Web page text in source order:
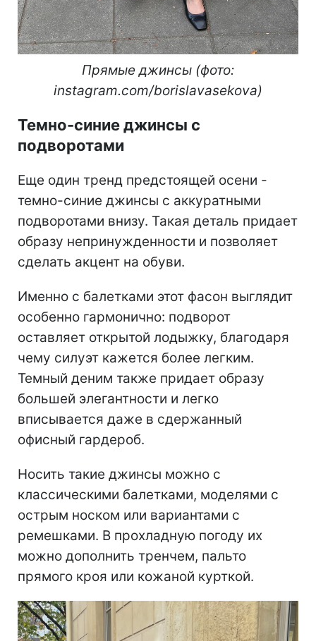
Прямые джинсы (фото:
instagram.com/borislavasekova)
Темно-синие джинсы с
подворотами
Еще один тренд предстоящей осени -
темно-синие джинсы с аккуратными
подворотами внизу. Такая деталь придает
образу непринужденности и позволяет
сделать акцент на обуви.
Именно с балетками этот фасон выглядит
особенно гармонично: подворот
оставляет открытой лодыжку, благодаря
чему силуэт кажется более легким.
Темный деним также придает образу
большей элегантности и легко
вписывается даже в сдержанный
офисный гардероб.
Носить такие джинсы можно с
классическими балетками, моделями с
острым носком или вариантами с
ремешками. В прохладную погоду их
можно дополнить тренчем, пальто
прямого кроя или кожаной курткой.